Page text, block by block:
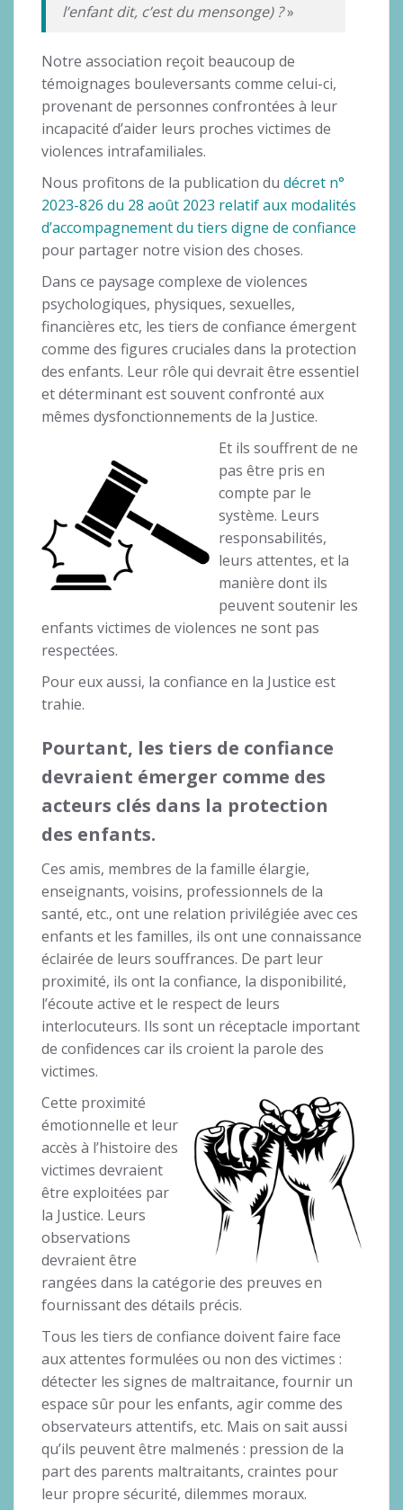
l’enfant dit, c’est du mensonge) ?»
Notre association reçoit beaucoup de
témoignages bouleversants comme celui-ci,
provenant de personnes confrontées à leur
incapacité d’aider leurs proches victimes de
violences intrafamiliales.
Nous profitons de la publication du décret n°
2023-826 du 28 août 2023 relatif aux modalités
d’accompagnement du tiers digne de confiance
pour partager notre vision des choses.
Dans ce paysage complexe de violences
psychologiques, physiques, sexuelles,
financières etc, les tiers de confiance émergent
comme des figures cruciales dans la protection
des enfants. Leur rôle qui devrait être essentiel
et déterminant est souvent confronté aux
mêmes dysfonctionnements de la Justice.
Et ils souffrent de ne
pas être pris en
compte par le
système. Leurs
responsabilités,
leurs attentes, et la
manière dont ils
peuvent soutenir les
enfants victimes de violences ne sont pas
respectées.
Pour eux aussi, la confiance en la Justice est
trahie.
Pourtant, les tiers de confiance
devraient émerger comme des
acteurs clés dans la protection
des enfants.
Ces amis, membres de la famille élargie,
enseignants, voisins, professionnels de la
santé, etc., ont une relation privilégiée avec ces
enfants et les familles, ils ont une connaissance
éclairée de leurs souffrances. De part leur
proximité, ils ont la confiance, la disponibilité,
l’écoute active et le respect de leurs
interlocuteurs. Ils sont un réceptacle important
de confidences car ils croient la parole des
victimes.
Cette proximité
émotionnelle et leur
accès à l’histoire des
victimes devraient
être exploitées par
la Justice. Leurs
observations
devraient être
rangées dans la catégorie des preuves en
fournissant des détails précis.
Tous les tiers de confiance doivent faire face
aux attentes formulées ou non des victimes :
détecter les signes de maltraitance, fournir un
espace sûr pour les enfants, agir comme des
observateurs attentifs, etc. Mais on sait aussi
qu’ils peuvent être malmenés : pression de la
part des parents maltraitants, craintes pour
leur propre sécurité, dilemmes moraux.